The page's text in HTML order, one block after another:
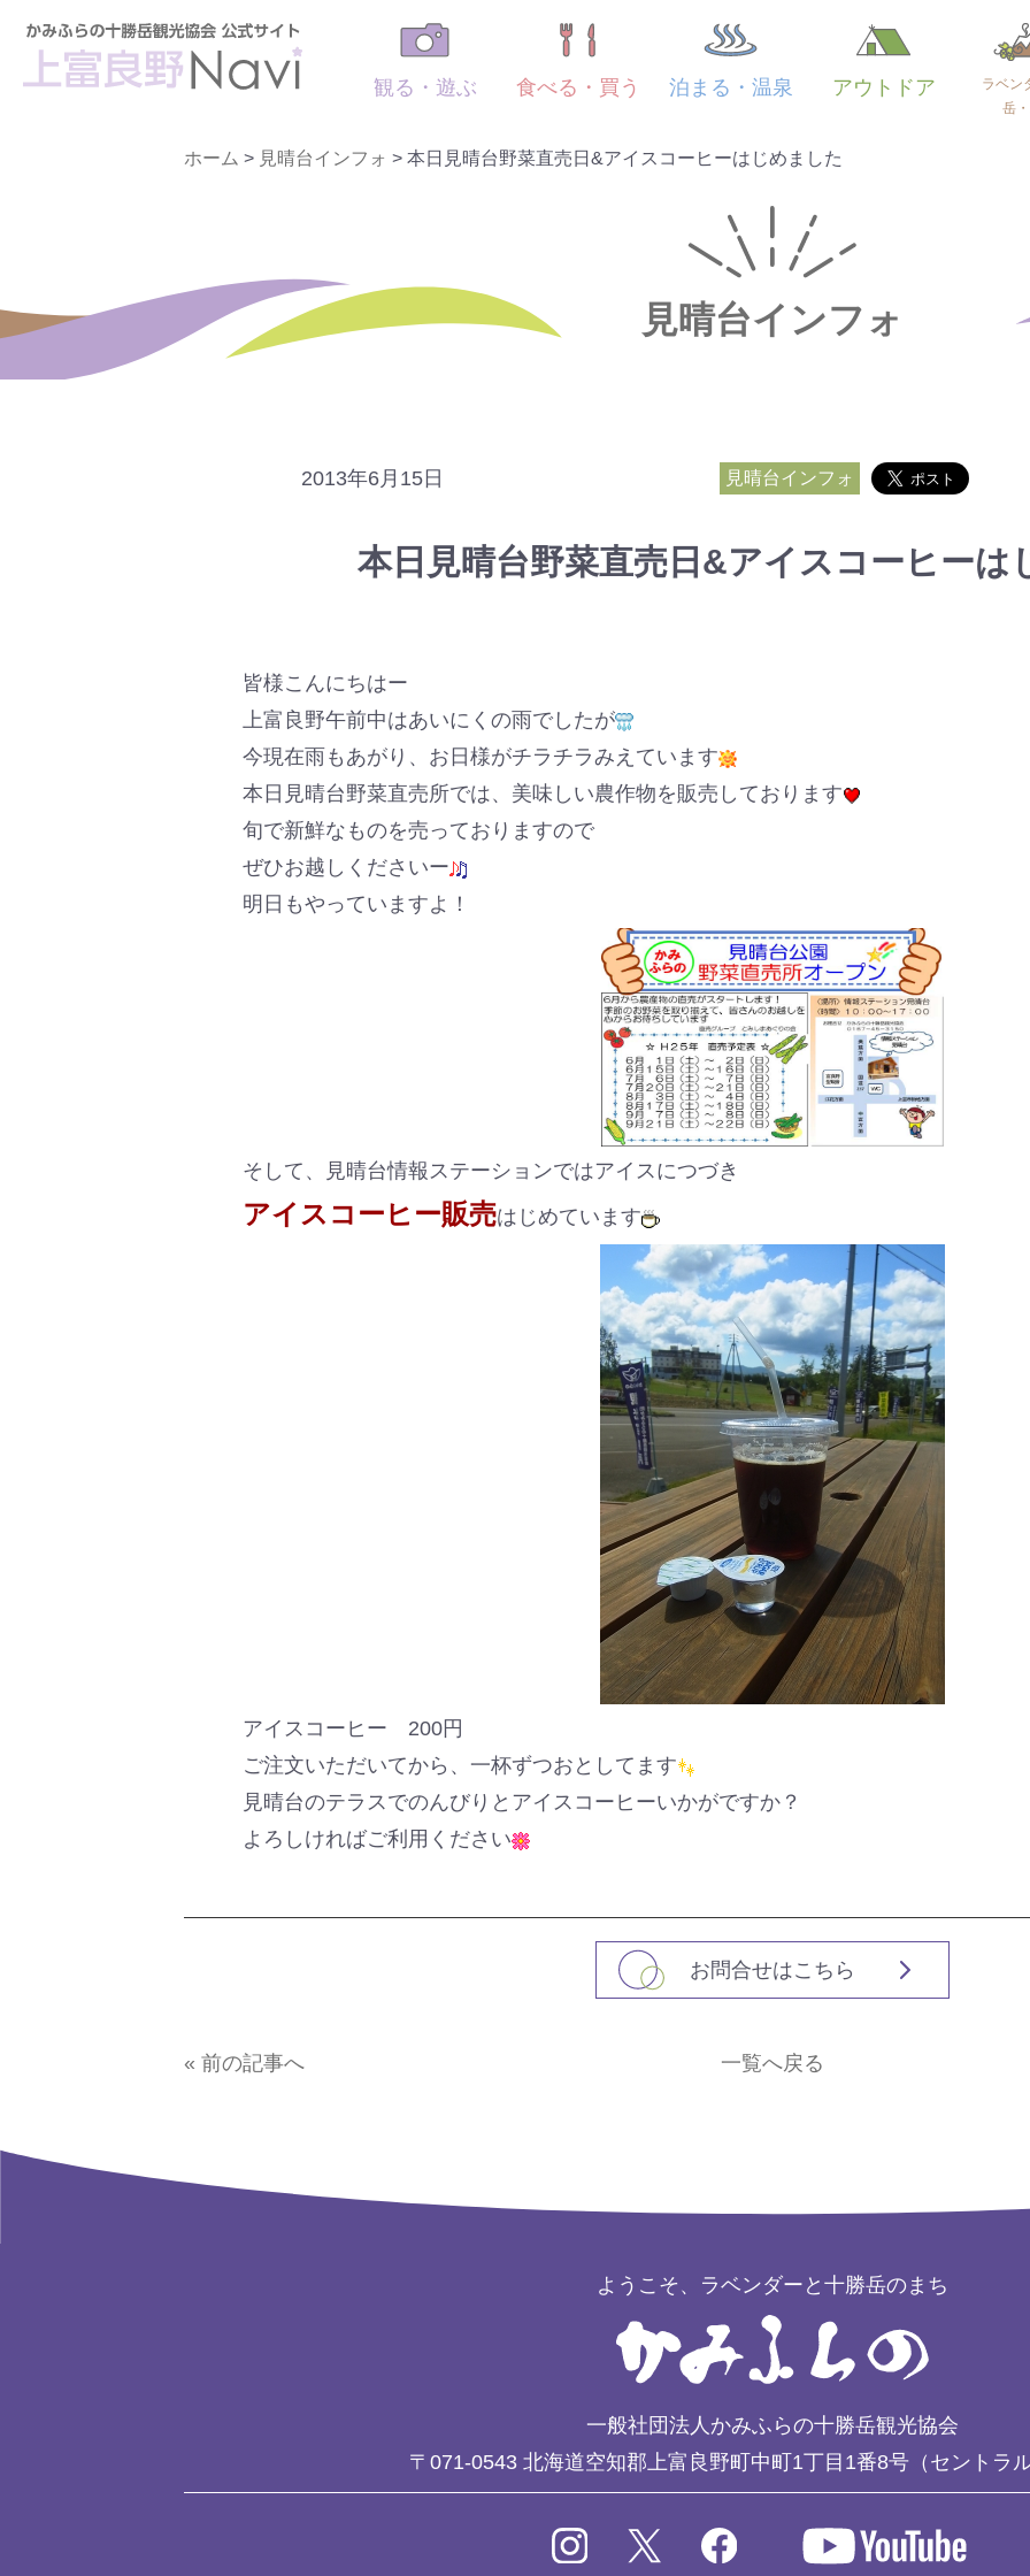
観る・遊ぶ 食べる・買う 泊まる・温泉 アウトドア
ラベン
岳
ホーム > 見晴台インフォ > 本日見晴台野菜直売日&アイスコーヒーはじめました
見晴台インフォ
2013年6月15日 見晴台インフォ
本日見晴台野菜直売日&アイスコーヒーは
皆様こんにちはー
上富良野午前中はあいにくの雨でしたが
今現在雨もあがり、お日様がチラチラみえています
本日見晴台野菜直売所では、美味しい農作物を販売しております
旬で新鮮なものを売っておりますので
ぜひお越しくださいー
明日もやっていますよ！
そして、見晴台情報ステーションではアイスにつづき
アイスコーヒー販売はじめています
アイスコーヒー 200円
ご注文いただいてから、一杯ずつおとしてます
見晴台のテラスでのんびりとアイスコーヒーいかがですか？
よろしければご利用ください
お問合せはこちら
« 前の記事へ 一覧へ戻る
ようこそ、ラベンダーと十勝岳のまち
一般社団法人かみふらの十勝岳観光協会
〒071-0543 北海道空知郡上富良野町中町1丁目1番8号（セントラル